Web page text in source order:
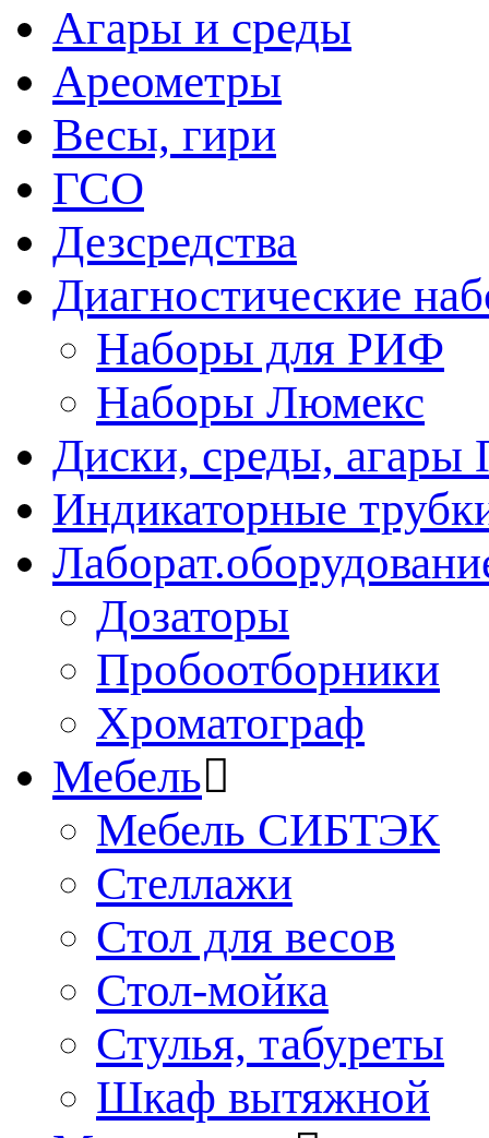
Агары и среды
Ареометры
Весы, гири
ГСО
Дезсредства
Диагностические
Наборы для РИФ
Наборы Люмекс
Диски, среды, агары
Индикаторные
Дозаторы
Пробоотборники
Хроматограф
Мебель
Мебель СИБТЭК
Стеллажи
Стол для весов
Стол-мойка
Стулья, табуреты
Шкаф вытяжной